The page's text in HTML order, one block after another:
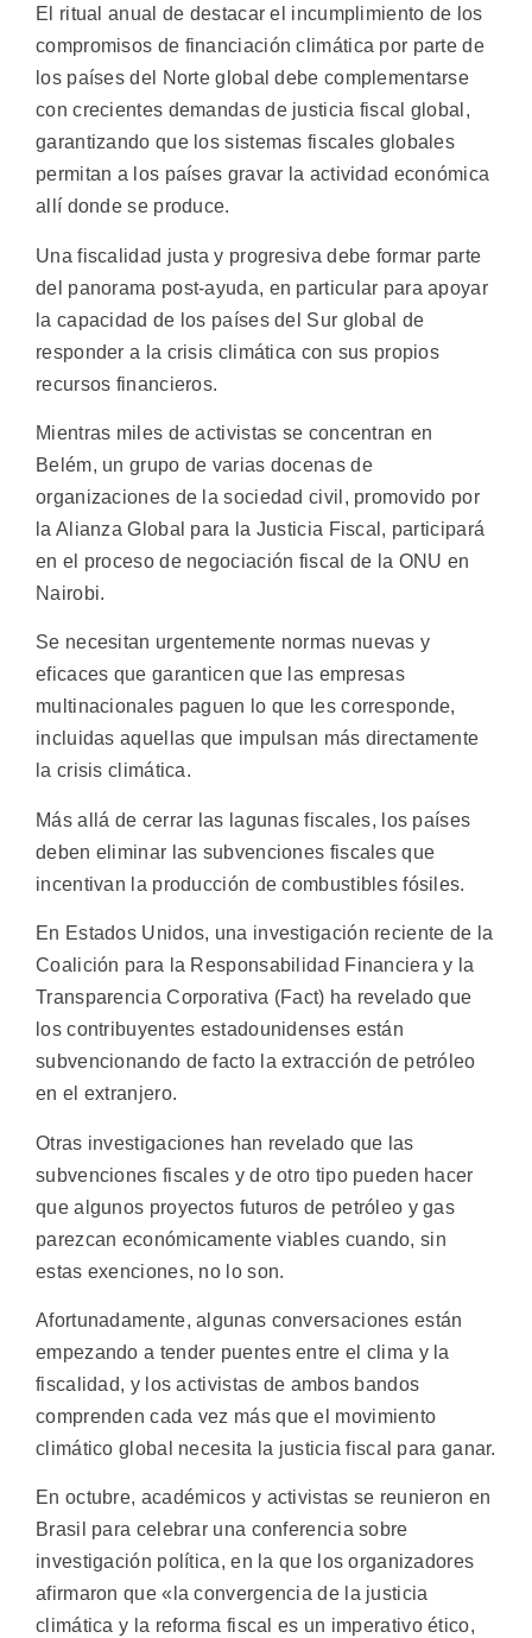
El ritual anual de destacar el incumplimiento de los
compromisos de financiación climática por parte de
los países del Norte global debe complementarse
con crecientes demandas de justicia fiscal global,
garantizando que los sistemas fiscales globales
permitan a los países gravar la actividad económica
allí donde se produce.
Una fiscalidad justa y progresiva debe formar parte
del panorama post-ayuda, en particular para apoyar
la capacidad de los países del Sur global de
responder a la crisis climática con sus propios
recursos financieros.
Mientras miles de activistas se concentran en
Belém, un grupo de varias docenas de
organizaciones de la sociedad civil, promovido por
la Alianza Global para la Justicia Fiscal, participará
en el proceso de negociación fiscal de la ONU en
Nairobi.
Se necesitan urgentemente normas nuevas y
eficaces que garanticen que las empresas
multinacionales paguen lo que les corresponde,
incluidas aquellas que impulsan más directamente
la crisis climática.
Más allá de cerrar las lagunas fiscales, los países
deben eliminar las subvenciones fiscales que
incentivan la producción de combustibles fósiles.
En Estados Unidos, una investigación reciente de la
Coalición para la Responsabilidad Financiera y la
Transparencia Corporativa (Fact) ha revelado que
los contribuyentes estadounidenses están
subvencionando de facto la extracción de petróleo
en el extranjero.
Otras investigaciones han revelado que las
subvenciones fiscales y de otro tipo pueden hacer
que algunos proyectos futuros de petróleo y gas
parezcan económicamente viables cuando, sin
estas exenciones, no lo son.
Afortunadamente, algunas conversaciones están
empezando a tender puentes entre el clima y la
fiscalidad, y los activistas de ambos bandos
comprenden cada vez más que el movimiento
climático global necesita la justicia fiscal para ganar.
En octubre, académicos y activistas se reunieron en
Brasil para celebrar una conferencia sobre
investigación política, en la que los organizadores
afirmaron que «la convergencia de la justicia
climática y la reforma fiscal es un imperativo ético,